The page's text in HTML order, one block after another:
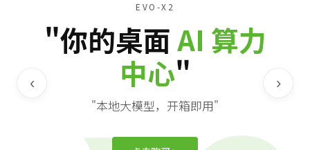
EVO-X2
"你的桌面AI 算力
中心"
"本地大模型，开箱即用"
‹ ›